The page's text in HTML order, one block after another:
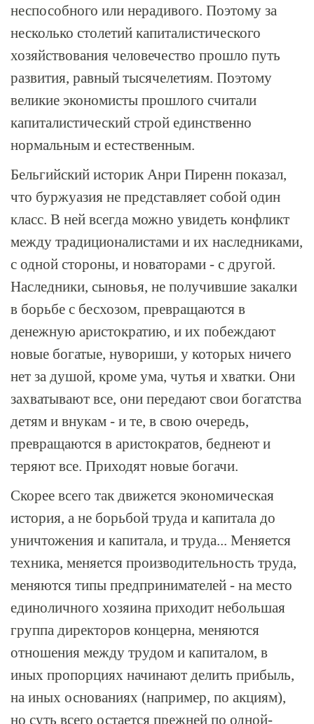
неспособного или нерадивого. Поэтому за
несколько столетий капиталистического
хозяйствования человечество прошло путь
развития, равный тысячелетиям. Поэтому
великие экономисты прошлого считали
капиталистический строй единственно
нормальным и естественным.
Бельгийский историк Анри Пиренн показал,
что буржуазия не представляет собой один
класс. В ней всегда можно увидеть конфликт
между традиционалистами и их наследниками,
с одной стороны, и новаторами - с другой.
Наследники, сыновья, не получившие закалки
в борьбе с бесхозом, превращаются в
денежную аристократию, и их побеждают
новые богатые, нувориши, у которых ничего
нет за душой, кроме ума, чутья и хватки. Они
захватывают все, они передают свои богатства
детям и внукам - и те, в свою очередь,
превращаются в аристократов, беднеют и
теряют все. Приходят новые богачи.
Скорее всего так движется экономическая
история, а не борьбой труда и капитала до
уничтожения и капитала, и труда... Меняется
техника, меняется производительность труда,
меняются типы предпринимателей - на место
единоличного хозяина приходит небольшая
группа директоров концерна, меняются
отношения между трудом и капиталом, в
иных пропорциях начинают делить прибыль,
на иных основаниях (например, по акциям),
но суть всего остается прежней по одной-